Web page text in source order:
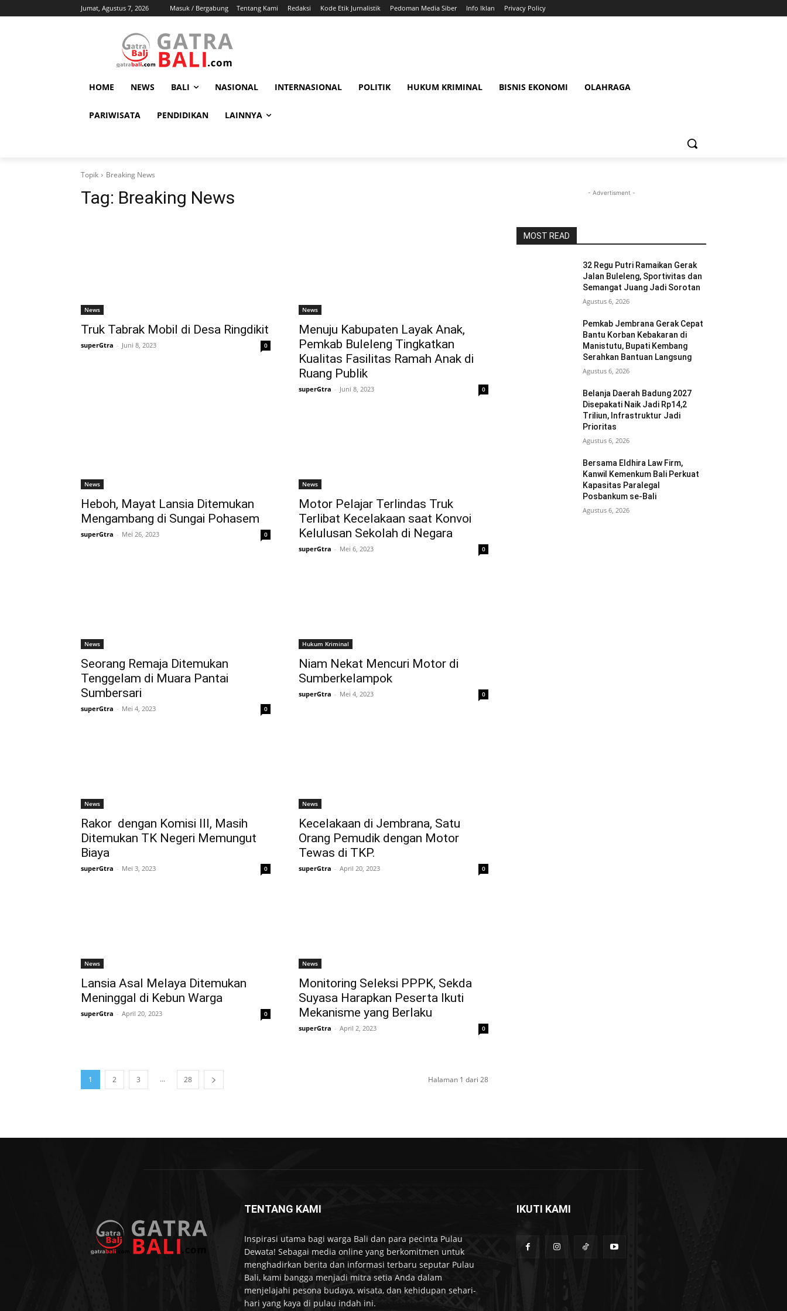
Jumat, Agustus 7, 2026 Masuk / Bergabung Tentang Kami Redaksi Kode Etik Jurnalistik Pedoman Media Siber Info Iklan Privacy Policy
HOME NEWS BALI NASIONAL INTERNASIONAL POLITIK HUKUM KRIMINAL BISNIS EKONOMI OLAHRAGA
PARIWISATA PENDIDIKAN LAINNYA
Topik Breaking News
Tag: Breaking News
News
Truk Tabrak Mobil di Desa Ringdikit
superGtra - Juni 8, 2023 0
News
Menuju Kabupaten Layak Anak,
Pemkab Buleleng Tingkatkan
Kualitas Fasilitas Ramah Anak di
Ruang Publik
superGtra - Juni 8, 2023 0
News
Heboh, Mayat Lansia Ditemukan
Mengambang di Sungai Pohasem
superGtra - Mei 26, 2023 0
News
Motor Pelajar Terlindas Truk
Terlibat Kecelakaan saat Konvoi
Kelulusan Sekolah di Negara
superGtra - Mei 6, 2023 0
News
Seorang Remaja Ditemukan
Tenggelam di Muara Pantai
Sumbersari
superGtra - Mei 4, 2023 0
Hukum Kriminal
Niam Nekat Mencuri Motor di
Sumberkelampok
superGtra - Mei 4, 2023 0
News
Rakor dengan Komisi III, Masih
Ditemukan TK Negeri Memungut
Biaya
superGtra - Mei 3, 2023 0
News
Kecelakaan di Jembrana, Satu
Orang Pemudik dengan Motor
Tewas di TKP.
superGtra - April 20, 2023 0
News
Lansia Asal Melaya Ditemukan
Meninggal di Kebun Warga
superGtra - April 20, 2023 0
News
Monitoring Seleksi PPPK, Sekda
Suyasa Harapkan Peserta Ikuti
Mekanisme yang Berlaku
superGtra - April 2, 2023 0
1 2 3 ... 28 Halaman 1 dari 28
- Advertisment -
MOST READ
32 Regu Putri Ramaikan Gerak
Jalan Buleleng, Sportivitas dan
Semangat Juang Jadi Sorotan
Agustus 6, 2026
Pemkab Jembrana Gerak Cepat
Bantu Korban Kebakaran di
Manistutu, Bupati Kembang
Serahkan Bantuan Langsung
Agustus 6, 2026
Belanja Daerah Badung 2027
Disepakati Naik Jadi Rp14,2
Triliun, Infrastruktur Jadi
Prioritas
Agustus 6, 2026
Bersama Eldhira Law Firm,
Kanwil Kemenkum Bali Perkuat
Kapasitas Paralegal
Posbankum se-Bali
Agustus 6, 2026
TENTANG KAMI
Inspirasi utama bagi warga Bali dan para pecinta Pulau
Dewata! Sebagai media online yang berkomitmen untuk
menghadirkan berita dan informasi terbaru seputar Pulau
Bali, kami bangga menjadi mitra setia Anda dalam
menjelajahi pesona budaya, wisata, dan kehidupan sehari-
hari yang kaya di pulau indah ini.
IKUTI KAMI